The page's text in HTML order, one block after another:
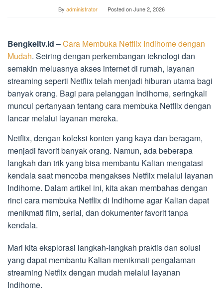
By administrator Posted onJune 2, 2026
Bengkeltv.id –Cara Membuka Netflix Indihome dengan
Mudah. Seiring dengan perkembangan teknologi dan
semakin meluasnya akses internet di rumah, layanan
streaming seperti Netflix telah menjadi hiburan utama bagi
banyak orang. Bagi para pelanggan Indihome, seringkali
muncul pertanyaan tentang cara membuka Netflix dengan
lancar melalui layanan mereka.
Netflix, dengan koleksi konten yang kaya dan beragam,
menjadi favorit banyak orang. Namun, ada beberapa
langkah dan trik yang bisa membantu Kalian mengatasi
kendala saat mencoba mengakses Netflix melalui layanan
Indihome. Dalam artikel ini, kita akan membahas dengan
rinci cara membuka Netflix di Indihome agar Kalian dapat
menikmati film, serial, dan dokumenter favorit tanpa
kendala.
Mari kita eksplorasi langkah-langkah praktis dan solusi
yang dapat membantu Kalian menikmati pengalaman
streaming Netflix dengan mudah melalui layanan
Indihome.